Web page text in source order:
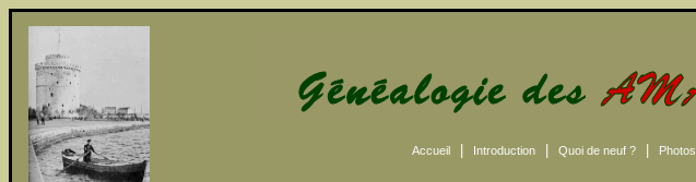
Accueil Introduction Quoi de neuf ? Photos